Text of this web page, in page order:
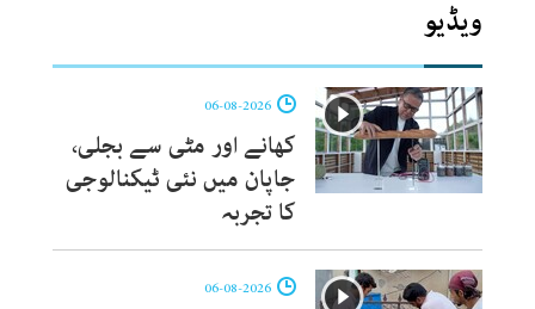
ویڈیو
کھانے اور مٹی سے بجلی،
جاپان میں نئی ٹیکنالوجی
کا تجربہ